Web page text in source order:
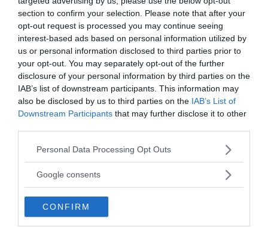
section to confirm your selection. Please note that after your
opt-out request is processed you may continue seeing
interest-based ads based on personal information utilized by
us or personal information disclosed to third parties prior to
your opt-out. You may separately opt-out of the further
disclosure of your personal information by third parties on the
IAB’s list of downstream participants. This information may
also be disclosed by us to third parties on the IAB’s List of
Downstream Participants that may further disclose it to other
Please note that this website/app uses one or more Google
not limited to your visit or usage behaviour. You may click to
use your data for below specified purposes in below Google
consent section.
Personal Data Processing Opt Outs
Google consents
CONFIRM
di un erroreo torto oggettivo, nonostante il nostro
comportamento sia ragionevole e giustificato.
Si pensi ad esempio ad una mamma che torna a
lavorare a pochi mesi dalla nascita del suo bambino,
o quando un genitore impone una giusta punizione a
fini educativi. Si tratta in entrambi i casi di azioni
condivisibili eppure quasi ognigenitoresa quanto
sia facile sentirsi comunque in colpa o in torto per
arrecate ai propri figli, non importa quanto a fin di
Ci sono fra le persone
nella maggiore o
minorevulnerabilità alla vergogna o senso di
colpain base a
centralità della vergogna in Cina o Giappone o alla